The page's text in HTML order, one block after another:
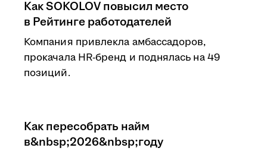
Как SOKOLOV повысил место
в Рейтинге работодателей
Компания привлекла амбассадоров,
прокачала HR-бренд и поднялась на 49
позиций.
Как пересобрать найм
в&nbsp;2026&nbsp;году